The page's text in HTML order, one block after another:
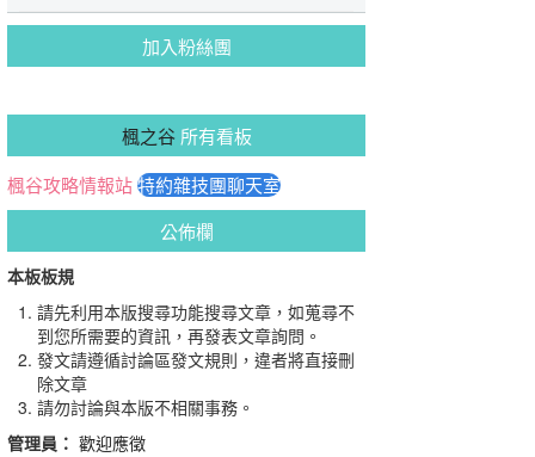
加入粉絲團
楓之谷 所有看板
楓谷攻略情報站特約雜技團聊天室
公佈欄
本板板規
請先利用本版搜尋功能搜尋文章，如蒐尋不
到您所需要的資訊，再發表文章詢問。
發文請遵循討論區發文規則，違者將直接刪
除文章
請勿討論與本版不相關事務。
管理員： 歡迎應徵